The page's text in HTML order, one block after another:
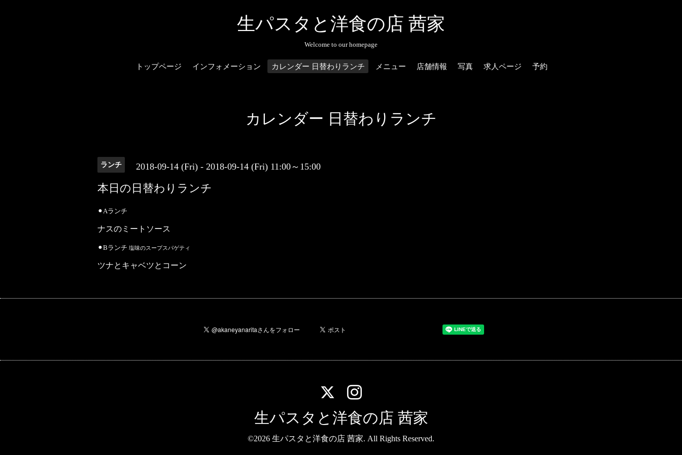
生パスタと洋食の店 茜家
Welcome to our homepage
トップページ インフォメーション カレンダー 日替わりランチ メニュー 店舗情報 写真 求人ページ 予約
カレンダー 日替わりランチ
ランチ 2018-09-14 (Fri) - 2018-09-14 (Fri) 11:00～15:00
本日の日替わりランチ
⚫︎Aランチ
ナスのミートソース
⚫︎Bランチ 塩味のスープスパゲティ
ツナとキャベツとコーン
生パスタと洋食の店 茜家
©2026 生パスタと洋食の店 茜家. All Rights Reserved.